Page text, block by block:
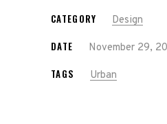
CATEGORY Design
DATE November 29,
TAGS Urban